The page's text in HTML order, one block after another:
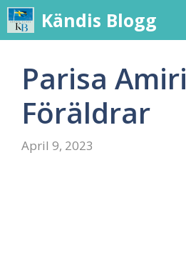
Skip
to
content
Kändis Blogg
Parisa Amiri
Föräldrar
April 9, 2023